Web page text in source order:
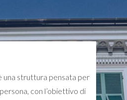
una struttura pensata per
con l’obiettivo di